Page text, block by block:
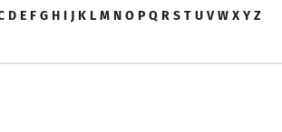
D E F G H I J K L M N O P Q R S T U V W X Y Z